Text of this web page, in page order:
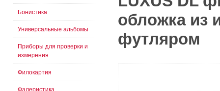
обложка из
футляром
Бонистика
Универсальные альбомы
Приборы для проверки и
измерения
Филокартия
Фалеристика